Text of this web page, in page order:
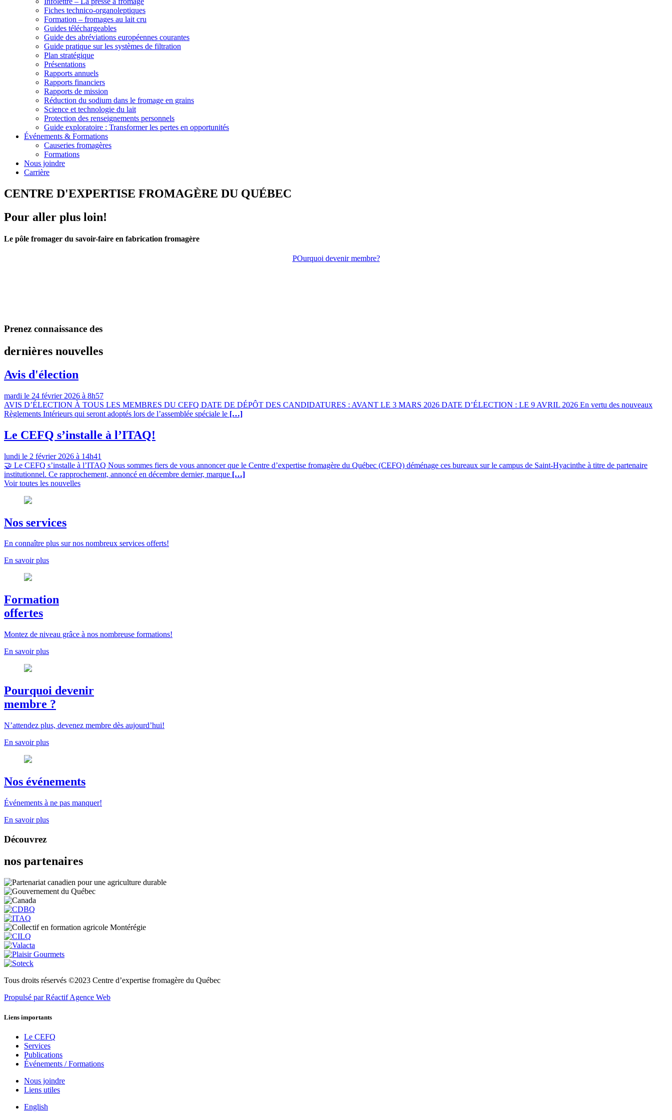
Fiches technico-organoleptiques
Formation – fromages au lait cru
Guides téléchargeables
Guide des abréviations européennes courantes
Guide pratique sur les systèmes de filtration
Plan stratégique
Présentations
Rapports annuels
Rapports financiers
Rapports de mission
Réduction du sodium dans le fromage en grains
Science et technologie du lait
Protection des renseignements personnels
Guide exploratoire : Transformer les pertes en opportunités
Événements & Formations
Causeries fromagères
Formations
Nous joindre
Carrière
CENTRE D'EXPERTISE FROMAGÈRE DU QUÉBEC
Pour aller plus loin!
Le pôle fromager du savoir-faire en fabrication fromagère
POurquoi devenir membre?
Prenez connaissance des
dernières nouvelles
Avis d'élection
mardi le 24 février 2026 à 8h57
AVIS D’ÉLECTION À TOUS LES MEMBRES DU CEFQ DATE DE DÉPÔT DES CANDIDATURES : AVANT LE 3 MARS 2026 DATE D’ÉLECTION : LE 9 AVRIL 2026 En vertu des nouveaux
Règlements Intérieurs qui seront adoptés lors de l’assemblée spéciale le […]
Le CEFQ s’installe à l’ITAQ!
lundi le 2 février 2026 à 14h41
🤝 Le CEFQ s’installe à l’ITAQ Nous sommes fiers de vous annoncer que le Centre d’expertise fromagère du Québec (CEFQ) déménage ces bureaux sur le campus de Saint-Hyacinthe à titre de partenaire
institutionnel. Ce rapprochement, annoncé en décembre dernier, marque […]
Voir toutes les nouvelles
Nos services
En connaître plus sur nos nombreux services offerts!
En savoir plus
Formation
offertes
Montez de niveau grâce à nos nombreuse formations!
En savoir plus
Pourquoi devenir
membre ?
N’attendez plus, devenez membre dès aujourd’hui!
En savoir plus
Nos événements
Événements à ne pas manquer!
En savoir plus
Découvrez
nos partenaires
Tous droits réservés ©2023 Centre d’expertise fromagère du Québec
Propulsé par Réactif Agence Web
Liens importants
Le CEFQ
Services
Publications
Événements / Formations
Nous joindre
Liens utiles
English